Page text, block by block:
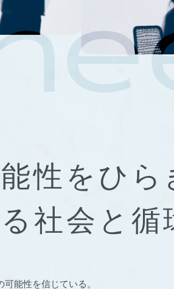
性をひら
社会と 循
能性を信じている。